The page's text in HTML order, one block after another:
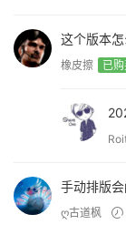
这个版本
橡皮擦 已
手动排版
ღ古道枫